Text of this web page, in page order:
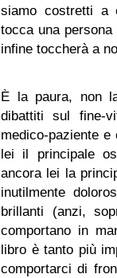
siamo costretti a
tocca una
infine toccherà a
È la paura, non
dibattiti sul fine-
medico-paziente
lei il principale
ancora lei la
inutilmente
brillanti (anzi,
comportano in
libro è tanto più
comportarci di